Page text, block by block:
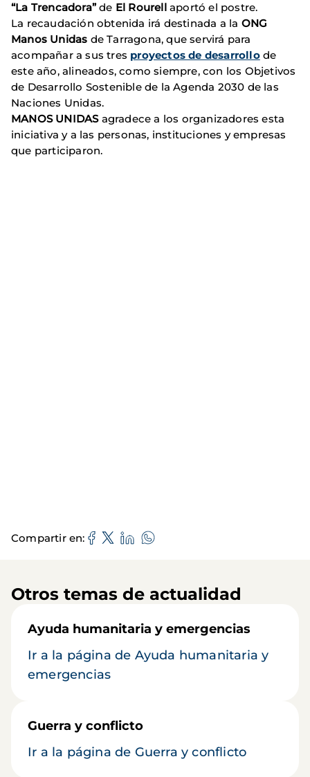
“La Trencadora”de El Rourellaportó el postre.
La recaudación obtenida irá destinada a la ONG
Manos Unidas de Tarragona, que servirá para
acompañar a sus tres proyectos de desarrollode
este año, alineados, como siempre, con los Objetivos
de Desarrollo Sostenible de la Agenda 2030 de las
Naciones Unidas.
MANOS UNIDASagradece a los organizadores esta
iniciativa y a las personas, instituciones y empresas
que participaron.
Compartir en
Otros temas de actualidad
Ayuda humanitaria y emergencias
Ir a la página de Ayuda humanitaria y
emergencias
Guerra y conflicto
Ir a la página de Guerra y conflicto